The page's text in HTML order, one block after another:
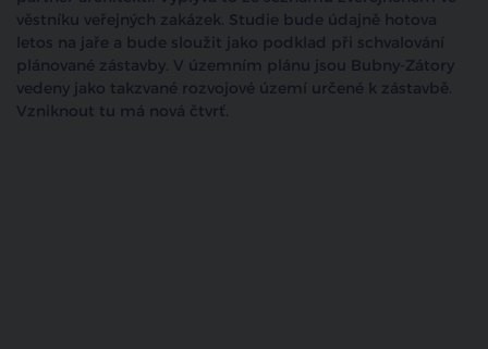
věstníku veřejných zakázek. Studie bude údajně hotova
letos na jaře a bude sloužit jako podklad při schvalování
plánované zástavby. V územním plánu jsou Bubny-Zátory
vedeny jako takzvané rozvojové území určené k zástavbě.
Vzniknout tu má nová čtvrť.